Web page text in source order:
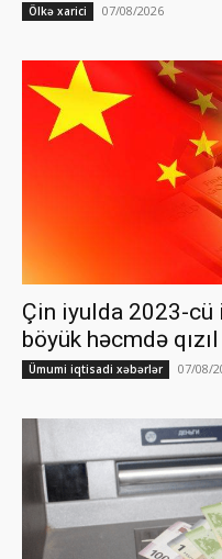
Ölkə xarici 07/08/2026
Çin iyulda 2023-cü
böyük həcmdə qızıl
Ümumi iqtisadi xəbərlər 07/08/